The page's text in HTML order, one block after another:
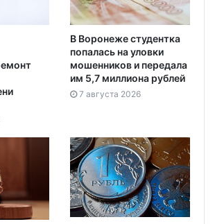
В Воронеже студентка
попалась на уловки
мошенников и передала
им 5,7 миллиона рублей
7 августа 2026